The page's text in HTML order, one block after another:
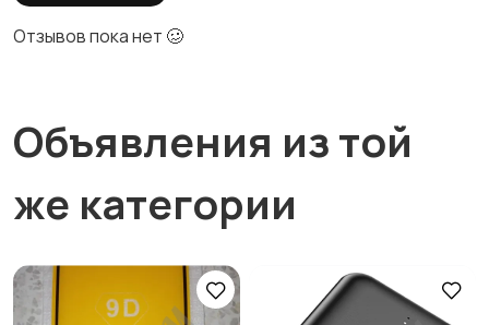
Отзывов пока нет 🥴
Объявления из той
же категории